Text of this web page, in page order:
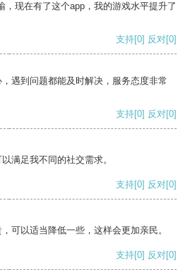
，现在有了这个app，我的游戏水平提升了
支持[0] 反对[0]
遇到问题都能及时解决，服务态度非常
支持[0] 反对[0]
满足我不同的社交需求。
支持[0] 反对[0]
可以适当降低一些，这样会更加亲民。
支持[0] 反对[0]